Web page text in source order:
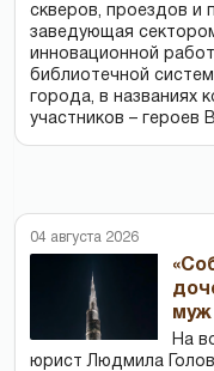
скверов, проездов и
заведующая
инновационной
библиотечной
города, в названиях
участников – героев
04 августа 2026
муж
На
юрист Людмила